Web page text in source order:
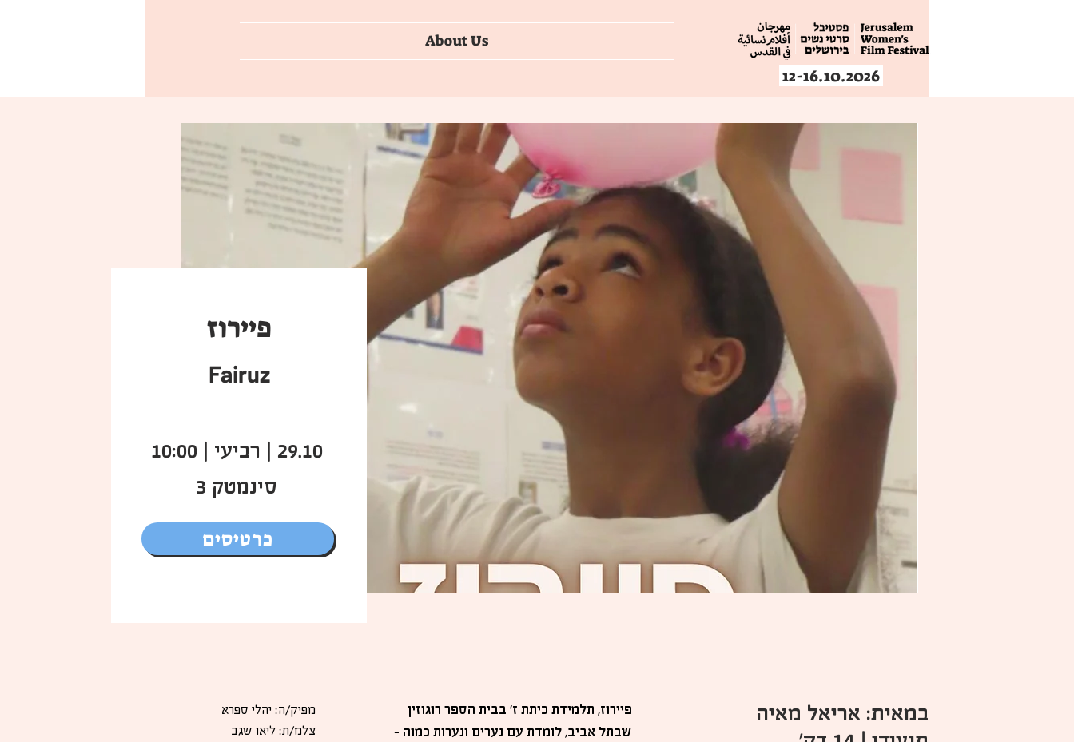
About Us
12-16.10.2026
פיירוז
Fairuz
29.10 | רביעי | 10:00
סינמטק 3
כרטיסים
מפיק/ה: יהלי ספרא
צלמ/ת: ליאו שגב
פיירוז, תלמידת כיתת ז' בבית הספר רוגוזין
שבתל אביב, לומדת עם נערים ונערות כמוה -
במאית: אריאל מאיה